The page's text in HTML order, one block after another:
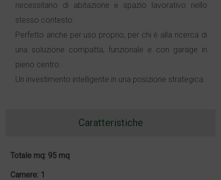
necessitano di abitazione e spazio lavorativo nello
stesso contesto.
Perfetto anche per uso proprio, per chi è alla ricerca di
una soluzione compatta, funzionale e con garage in
pieno centro.
Un investimento intelligente in una posizione strategica.
Caratteristiche
Totale mq: 95 mq
Camere: 1